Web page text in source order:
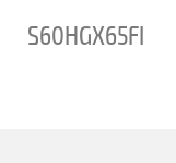
S60HGX65FI